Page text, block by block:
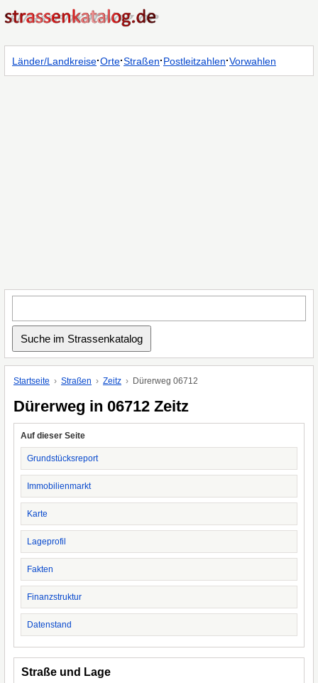
Länder/Landkreise·Orte·Straßen·Postleitzahlen·Vorwahlen
Startseite Straßen Zeitz Dürerweg 06712
Dürerweg in 06712 Zeitz
Auf dieser Seite
Grundstücksreport
Immobilienmarkt
Karte
Lageprofil
Fakten
Finanzstruktur
Datenstand
Straße und Lage